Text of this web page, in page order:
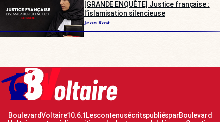
[GRANDE ENQUÊTE] Justice française :
l’islamisation silencieuse
Jean Kast
Boulevard Voltaire 10.6.1 Les contenus écrits publiés par Boulevard